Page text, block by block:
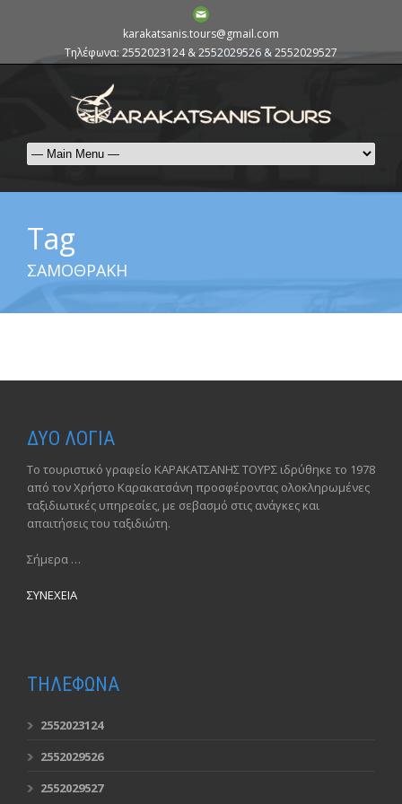
karakatsanis.tours@gmail.com
Τηλέφωνα: 2552023124 & 2552029526 & 2552029527
Tag
ΣΑΜΟΘΡΑΚΗ
ΔΥΟ ΛΟΓΙΑ
Το τουριστικό γραφείο ΚΑΡΑΚΑΤΣΑΝΗΣ ΤΟΥΡΣ ιδρύθηκε το 1978
από τον Χρήστο Καρακατσάνη προσφέροντας ολοκληρωμένες
ταξιδιωτικές υπηρεσίες, με σεβασμό στις ανάγκες και
απαιτήσεις του ταξιδιώτη.
Σήμερα …
ΣΥΝΕΧΕΙΑ
ΤΗΛΕΦΩΝΑ
2552023124
2552029526
2552029527